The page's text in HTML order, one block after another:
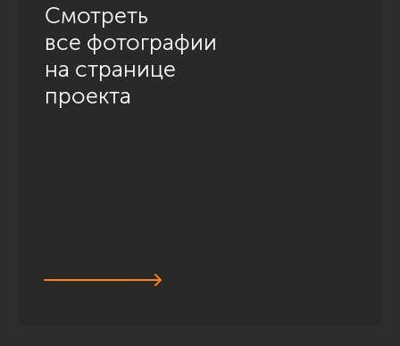
Смотреть
все фотографии
на странице
проекта